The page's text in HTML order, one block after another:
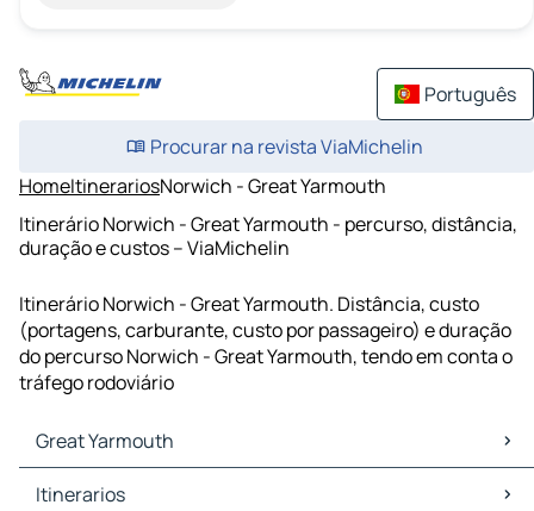
Português
Procurar na revista ViaMichelin
HomeItinerariosNorwich - Great Yarmouth
Itinerário Norwich - Great Yarmouth - percurso, distância,
duração e custos – ViaMichelin
Itinerário Norwich - Great Yarmouth. Distância, custo
(portagens, carburante, custo por passageiro) e duração
do percurso Norwich - Great Yarmouth, tendo em conta o
tráfego rodoviário
Great Yarmouth
Great Yarmouth Mapas Plantas
Itinerarios